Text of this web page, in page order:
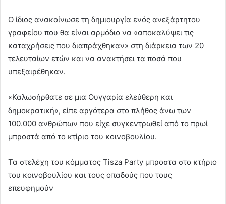
Ο ίδιος ανακοίνωσε τη δημιουργία ενός ανεξάρτητου
γραφείου που θα είναι αρμόδιο να «αποκαλύψει τις
καταχρήσεις που διαπράχθηκαν» στη διάρκεια των 20
τελευταίων ετών και να ανακτήσει τα ποσά που
υπεξαιρέθηκαν.
«Καλωσήρθατε σε μια Ουγγαρία ελεύθερη και
δημοκρατική», είπε αργότερα στο πλήθος άνω των
100.000 ανθρώπων που είχε συγκεντρωθεί από το πρωί
μπροστά από το κτίριο του κοινοβουλίου.
Τα στελέχη του κόμματος Tisza Party μπροστα στο κτήριο
του κοινοβουλίου και τους οπαδούς που τους
επευφημούν